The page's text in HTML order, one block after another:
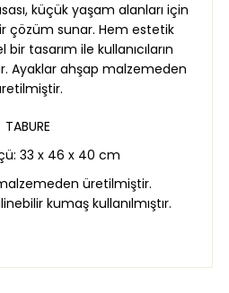
küçük yaşam alanları için
çözüm sunar. Hem estetik
tasarım ile kullanıcıların
Ayaklar ahşap malzemeden
TABURE
33 x 46 x 40 cm
üretilmiştir.
kumaş kullanılmıştır.